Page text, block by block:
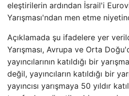
eleştirilerin ardından İsrail'i
Yarışması'ndan men etme
Açıklamada şu ifadelere yer
Yarışması, Avrupa ve Orta
yayıncılarının katıldığı bir
değil, yayıncıların katıldığı bir
yayıncısı yarışmaya 50 yıldır